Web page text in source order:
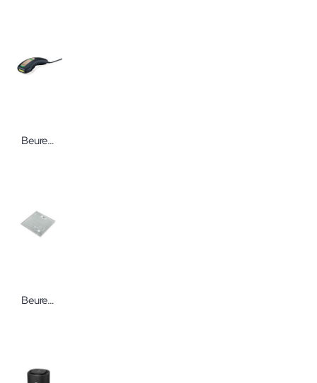
Beurer Haarenfernungsgerät IPL Pure Skin Pro 5800 black
Beurer Glaswaage GS 10 grau Blume Glitzer